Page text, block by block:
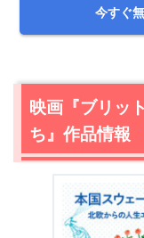
＼＼31
今すぐ
映画『ブリッ
ち』作品情報